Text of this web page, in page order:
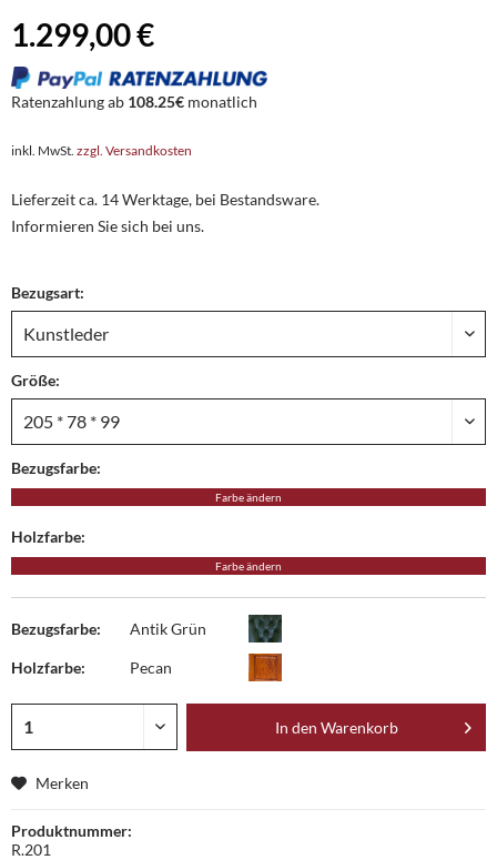
1.299,00 €
Ratenzahlung ab 108.25€ monatlich
inkl. MwSt. zzgl. Versandkosten
Lieferzeit ca. 14 Werktage, bei Bestandsware.
Informieren Sie sich bei uns.
Bezugsart:
Größe:
Bezugsfarbe:
Farbe ändern
Holzfarbe:
Farbe ändern
Bezugsfarbe: Antik Grün
Holzfarbe: Pecan
In den Warenkorb
Merken
Produktnummer:
R.201